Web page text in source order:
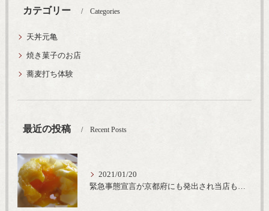
カテゴリー Categories
天丼元亀
焼き菓子のお店
蕎麦打ち体験
最近の投稿 Recent Posts
2021/01/20
緊急事態宣言が京都府にも発出され当店も要請に従って20時完全閉店という形で営業なるべく短期間での要請解除へ一致団結です